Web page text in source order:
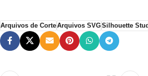
Arquivos de CorteArquivos SVGSilhouette